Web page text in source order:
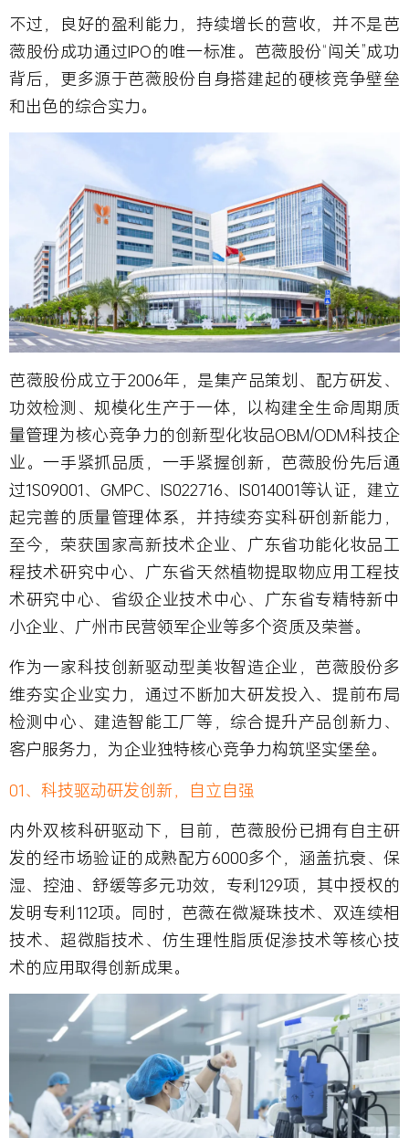
不过，良好的盈利能力，持续增长的营收，并不是芭
薇股份成功通过IPO的唯一标准。芭薇股份“闯关”成功
背后，更多源于芭薇股份自身搭建起的硬核竞争壁垒
和出色的综合实力。
芭薇股份成立于2006年，是集产品策划、配方研发、
功效检测、规模化生产于一体，以构建全生命周期质
量管理为核心竞争力的创新型化妆品OBM/ODM科技企
业。一手紧抓品质，一手紧握创新，芭薇股份先后通
过1S09001、GMPC、IS022716、IS014001等认证，建立
起完善的质量管理体系，并持续夯实科研创新能力，
至今，荣获国家高新技术企业、广东省功能化妆品工
程技术研究中心、广东省天然植物提取物应用工程技
术研究中心、省级企业技术中心、广东省专精特新中
小企业、广州市民营领军企业等多个资质及荣誉。
作为一家科技创新驱动型美妆智造企业，芭薇股份多
维夯实企业实力，通过不断加大研发投入、提前布局
检测中心、建造智能工厂等，综合提升产品创新力、
客户服务力，为企业独特核心竞争力构筑坚实堡垒。
01、科技驱动研发创新，自立自强
内外双核科研驱动下，目前，芭薇股份已拥有自主研
发的经市场验证的成熟配方6000多个，涵盖抗衰、保
湿、控油、舒缓等多元功效，专利129项，其中授权的
发明专利112项。同时，芭薇在微凝珠技术、双连续相
技术、超微脂技术、仿生理性脂质促渗技术等核心技
术的应用取得创新成果。